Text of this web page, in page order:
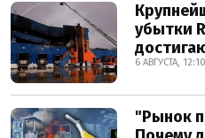
убытки
6 АВГУСТА, 12:10
"Рынок